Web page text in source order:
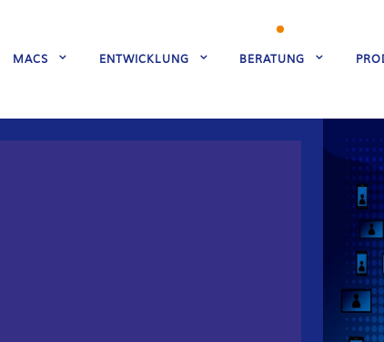
MACS ENTWICKLUNG BERATUNG